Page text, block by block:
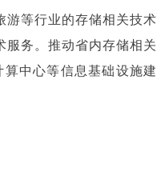
等行业的存储相关技术
服务。推动省内存储相关
中心等信息基础设施建